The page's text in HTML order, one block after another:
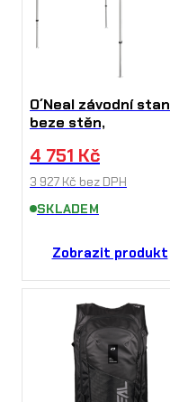
O´Neal závodní stan
beze stěn,
4 751 Kč
3 927 Kč bez DPH
SKLADEM
Zobrazit produkt